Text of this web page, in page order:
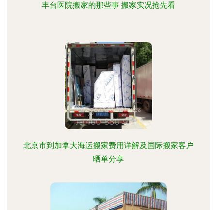
丰台医院搬家的那些事 搬家实况抢先看
北京市到加拿大海运搬家费用详解及国际搬家客户
晒单分享